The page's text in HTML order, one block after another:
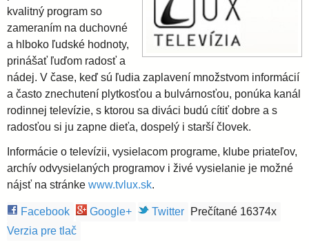
a
v
s
k
á
a
e
kvalitný program so
zameraním na duchovné
a hlboko ľudské hodnoty,
prinášať ľuďom radosť a
nádej. V čase, keď sú ľudia zaplavení množstvom informácií
a často znechutení plytkosťou a bulvárnosťou, ponúka kanál
rodinnej televízie, s ktorou sa diváci budú cítiť dobre a s
radosťou si ju zapne dieťa, dospelý i starší človek.
Informácie o televízii, vysielacom programe, klube priateľov,
archív odvysielaných programov i živé vysielanie je možné
nájsť na stránke www.tvlux.sk.
Facebook Google+ Twitter
Prečítané 16374x
Verzia pre tlač